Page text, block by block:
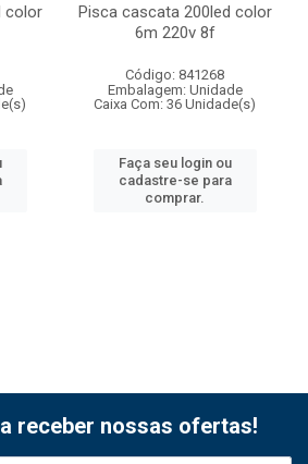
color
Pisca cascata 200led color
6m 220v 8f
Código: 841268
Embalagem: Unidade
Caixa Com: 36 Unidade(s)
Faça seu login ou
cadastre-se para
comprar.
receber nossas ofertas!